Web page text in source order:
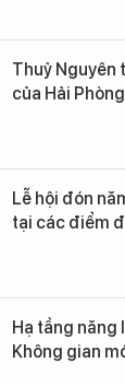
Thuỷ Nguyên
của Hải Phòng
Lễ hội đón
tại các điểm
Hạ tầng năng
Không gian